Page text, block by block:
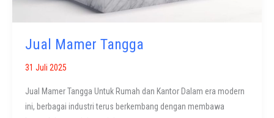
Jual Mamer Tangga
31 Juli 2025
Jual Mamer Tangga Untuk Rumah dan Kantor Dalam era modern
ini, berbagai industri terus berkembang dengan membawa